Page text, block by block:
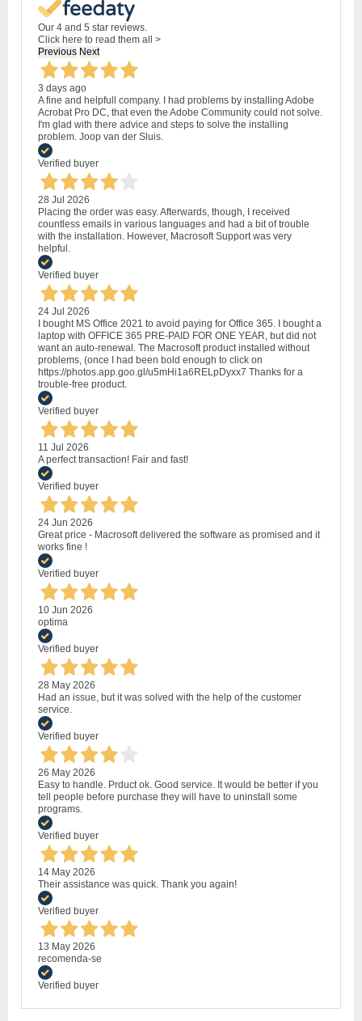
Our 4 and 5 star reviews.
Click here to read them all >
Previous Next
3 days ago
A fine and helpfull company. I had problems by installing Adobe
Acrobat Pro DC, that even the Adobe Community could not solve.
I'm glad with there advice and steps to solve the installing
problem. Joop van der Sluis.
Verified buyer
28 Jul 2026
Placing the order was easy. Afterwards, though, I received
countless emails in various languages and had a bit of trouble
with the installation. However, Macrosoft Support was very
helpful.
Verified buyer
24 Jul 2026
I bought MS Office 2021 to avoid paying for Office 365. I bought a
laptop with OFFICE 365 PRE-PAID FOR ONE YEAR, but did not
want an auto-renewal. The Macrosoft product installed without
problems, (once I had been bold enough to click on
https://photos.app.goo.gl/u5mHi1a6RELpDyxx7 Thanks for a
trouble-free product.
Verified buyer
11 Jul 2026
A perfect transaction! Fair and fast!
Verified buyer
24 Jun 2026
Great price - Macrosoft delivered the software as promised and it
works fine !
Verified buyer
10 Jun 2026
optima
Verified buyer
28 May 2026
Had an issue, but it was solved with the help of the customer
service.
Verified buyer
26 May 2026
Easy to handle. Prduct ok. Good service. It would be better if you
tell people before purchase they will have to uninstall some
programs.
Verified buyer
14 May 2026
Their assistance was quick. Thank you again!
Verified buyer
13 May 2026
recomenda-se
Verified buyer